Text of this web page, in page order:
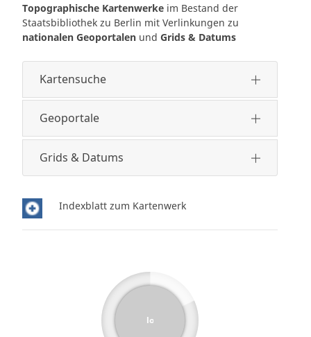
Topographische Kartenwerke im Bestand der
Staatsbibliothek zu Berlin mit Verlinkungen zu
nationalen Geoportalen und Grids & Datums
Kartensuche
Geoportale
Grids & Datums
Indexblatt zum Kartenwerk
loading...